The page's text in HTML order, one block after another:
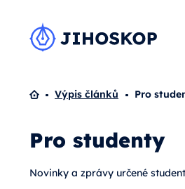
Domů
Výpis článků Pro
Pro studenty
Novinky a zprávy určené